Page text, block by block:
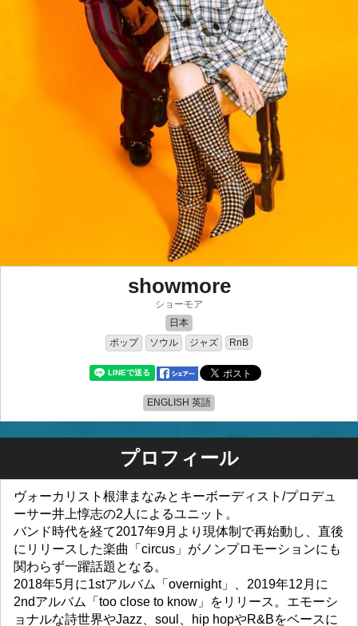
showmore
ショーモア
日本
ポップ
ソウル ジャズ RnB
ENGLISH 英語
プロフィール
ヴォーカリスト根津まなみとキーボーディスト/プロデュ
ーサー井上惇志の2人によるユニット。
バンド時代を経て2017年9月より現体制で再始動し、直後
にリリースした楽曲「circus」がノンプロモーションにも
関わらず一躍話題となる。
2018年5月に1stアルバム「overnight」、2019年12月に
2ndアルバム「too close to know」をリリース。エモーシ
ョナルな詩世界やJazz、soul、hip hopやR&Bをベースに